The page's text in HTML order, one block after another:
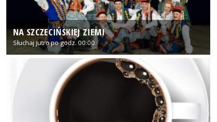
NA SZCZECIŃSKIEJ ZIEMI
Słuchaj jutro po godz. 00:00